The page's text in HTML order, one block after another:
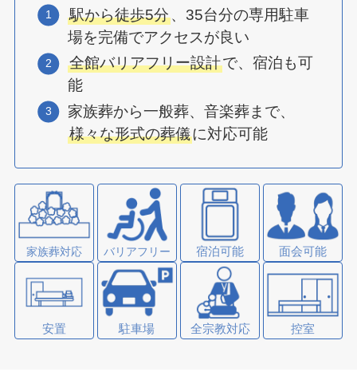
駅から徒歩5分、35台分の専用駐車
場を完備でアクセスが良い
全館バリアフリー設計で、宿泊も可
能
家族葬から一般葬、音楽葬まで、
様々な形式の葬儀に対応可能
家族葬対応 バリアフリー 宿泊可能 面会可能
安置 駐車場 全宗教対応 控室